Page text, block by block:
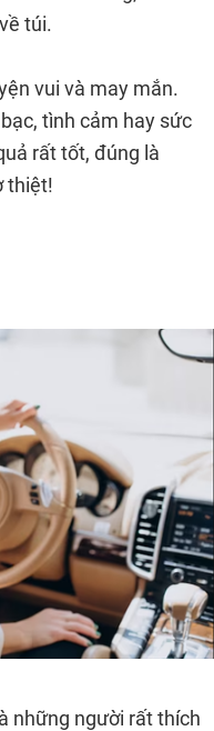
túi.
vui và may mắn.
tình cảm hay sức
rất tốt, đúng là
thiệt!
những người rất thích